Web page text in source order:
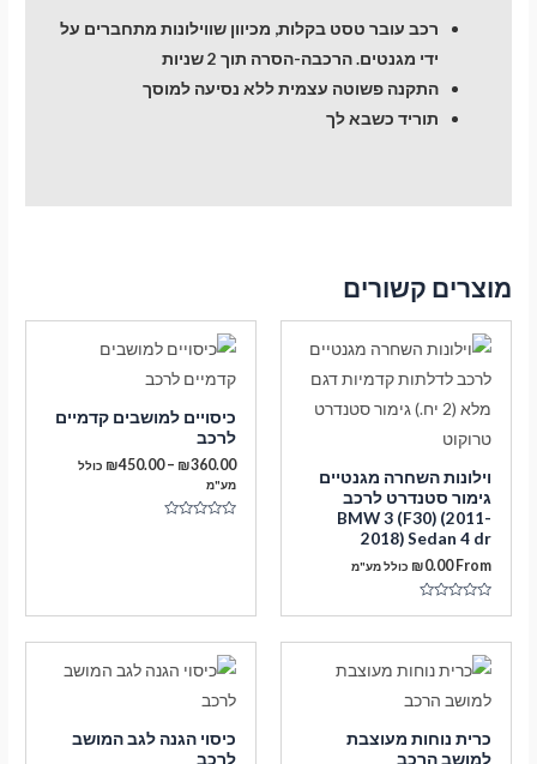
רכב עובר טסט בקלות, מכיוון שווילונות מתחברים על
ידי מגנטים. הרכבה-הסרה תוך 2 שניות
התקנה פשוטה עצמית ללא נסיעה למוסך
תוריד כשבא לך
מוצרים קשורים
וילונות השחרה מגנטיים
גימור סטנדרט לרכב
BMW 3 (F30) (2011-
2018) Sedan 4 dr
From
₪0.00 כולל מע"מ
כיסויים למושבים קדמיים
לרכב
₪360.00
–
₪450.00
טווח
כולל
מע"מ
כרית נוחות מעוצבת
למושב הרכב
כיסוי הגנה לגב המושב
לרכב